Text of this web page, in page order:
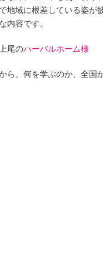
地域に根差している姿が
内容です。
尾のハーバルホーム様
ら、何を学ぶのか、全国